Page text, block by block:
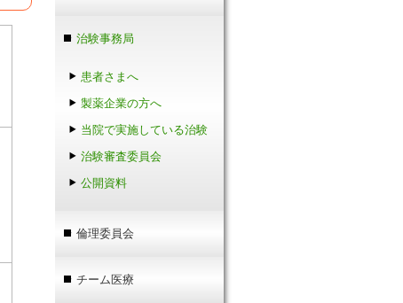
治験事務局
患者さまへ
製薬企業の方へ
当院で実施している治験
治験審査委員会
公開資料
倫理委員会
チーム医療